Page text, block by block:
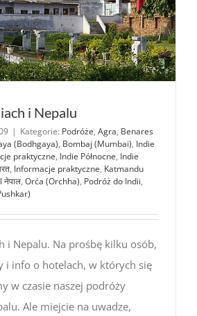
i Nepalu
| Kategorie: Podróże, Agra, Benares
(Bodhgaya), Bombaj (Mumbai), Indie
praktyczne, Indie Północne, Indie
, Informacje praktyczne, Katmandu
नेपाल, Orća (Orchha), Podróż do Indii,
i Nepalu. Na prośbę kilku osób,
i info o hotelach, w których się
w czasie naszej podróży
Ale miejcie na uwadze,